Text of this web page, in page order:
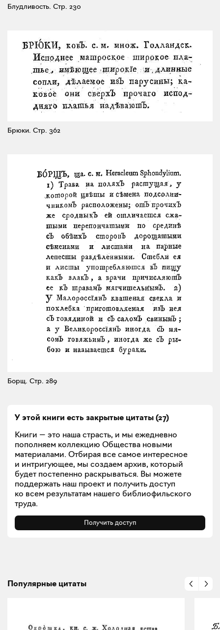
Блудливость. Стр. 230
Брюки. Стр. 362
Борщ. Стр. 289
У этой книги есть закрытые цитаты (27)
Книги — это наша страсть, и мы ежедневно
пополняем коллекцию Общества новыми
материалами. Отбирая все самое интересное
и интригующее, мы создаем архив, который
будет постепенно раскрываться. Вы можете
поддержать наш проект и получить доступ
ко всем результатам нашего библиофильского
труда.
Получить доступ
Популярные цитаты